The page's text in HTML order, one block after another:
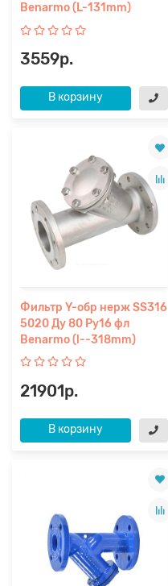
Benarmo (L-131mm)
3559р.
В корзину
Фильтр Y-обр нерж SS316
5020 Ду 80 Ру16 фл
Benarmo (l--318mm)
21901р.
В корзину